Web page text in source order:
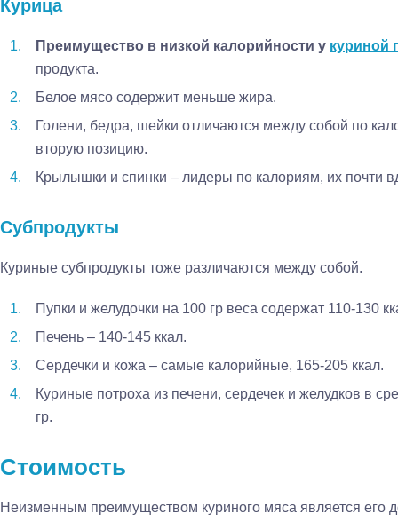
Курица
Преимущество в низкой калорийности у куриной
продукта.
Белое мясо содержит меньше жира.
Голени, бедра, шейки отличаются между собой по
вторую позицию.
Крылышки и спинки – лидеры по калориям, их почти
Субпродукты
Куриные субпродукты тоже различаются между собой.
Пупки и желудочки на 100 гр веса содержат 110-130
Печень – 140-145 ккал.
Сердечки и кожа – самые калорийные, 165-205 ккал.
Куриные потроха из печени, сердечек и желудков в
гр.
Стоимость
Неизменным преимуществом куриного мяса является его